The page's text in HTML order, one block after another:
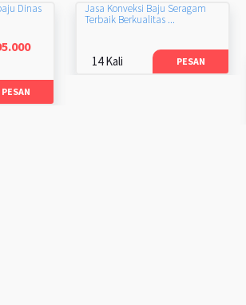
Dinas
PESAN
Jasa Konveksi Baju Seragam
Terbaik Berkualitas ...
14 Kali PESAN